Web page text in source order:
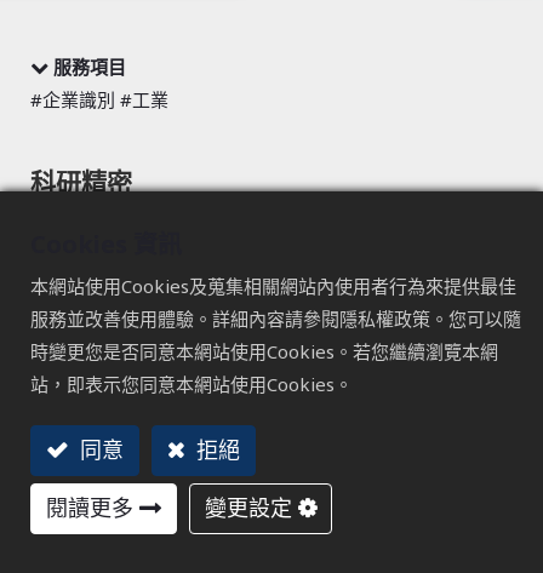
服務項目
#企業識別 #工業
科研精密
即當市場趨於成熟，真正的差異，往往來自那群不願妥協的
人。
在研磨機產業中，使用者的需求常被效率與規模所掩蓋，科
研選擇站在這個被忽略的縫隙裡，讓實際操作的經驗，成為
身為設計者，同時也是深度使用者，他將近乎偏執的標準，
一一轉化為產品的細節與堅持。
追理想 跨世代
本網站使用Cookies及蒐集相關網站內使用者行為來提供最佳
服務並改善使用體驗。詳細內容請參閱隱私權政策。您可以隨
時變更您是否同意本網站使用Cookies。若您繼續瀏覽本網
站，即表示您同意本網站使用Cookies。
同意
拒絕
閱讀更多
變更設定